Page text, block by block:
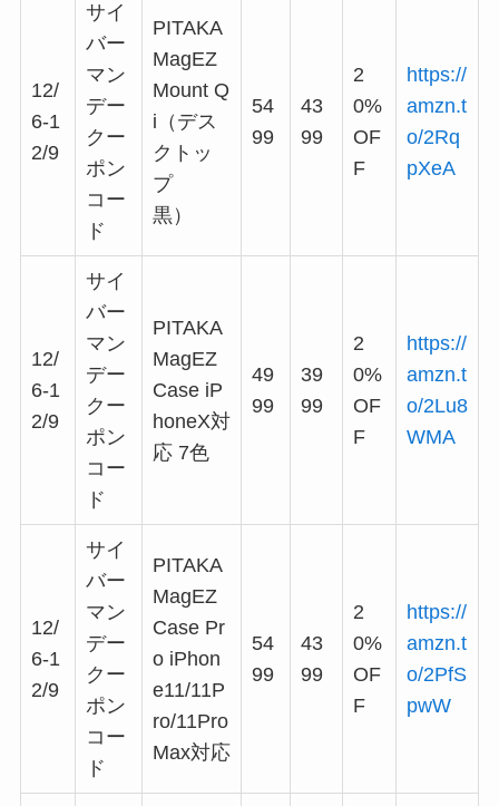
12/
6-1
2/9
サイ
バー
マン
デー
クー
ポン
コー
ド
PITAKA
MagEZ
Mount Q
i（デス
クトッ
プ
黒）
54
99
43
99
2
0%
OF
F
https://
amzn.t
o/2Rq
pXeA
12/
6-1
2/9
サイ
バー
マン
デー
クー
ポン
コー
ド
PITAKA
MagEZ
Case iP
honeX対
応 7色
49
99
39
99
2
0%
OF
F
https://
amzn.t
o/2Lu8
WMA
12/
6-1
2/9
サイ
バー
マン
デー
クー
ポン
コー
ド
PITAKA
MagEZ
Case Pr
o iPhon
e11/11P
ro/11Pro
Max対応
54
99
43
99
2
0%
OF
F
https://
amzn.t
o/2PfS
pwW